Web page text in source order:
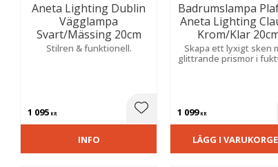
Aneta Lighting Dublin
Vägglampa
Svart/Mässing 20cm
Stilren & funktionell.
1 095 KR Lägg till i favoriter
INFO
Badrumslampa
Aneta Lighting
Krom/Klar
Skapa ett lyxigt sken
glittrande prismor i
1 099KR
LÄGG I